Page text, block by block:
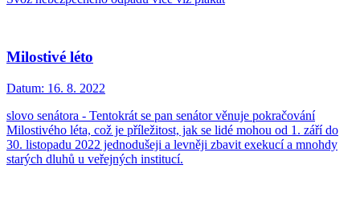
Milostivé léto
Datum: 16. 8. 2022
slovo senátora - Tentokrát se pan senátor věnuje pokračování
Milostivého léta, což je příležitost, jak se lidé mohou od 1. září do
30. listopadu 2022 jednodušeji a levněji zbavit exekucí a mnohdy
starých dluhů u veřejných institucí.